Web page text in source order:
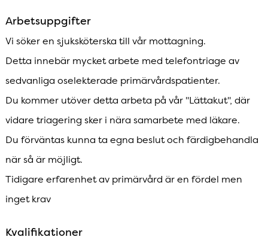
Arbetsuppgifter
Vi söker en sjuksköterska till vår mottagning.
Detta innebär mycket arbete med telefontriage av
sedvanliga oselekterade primärvårdspatienter.
Du kommer utöver detta arbeta på vår "Lättakut", där
vidare triagering sker i nära samarbete med läkare.
Du förväntas kunna ta egna beslut och färdigbehandla
när så är möjligt.
Tidigare erfarenhet av primärvård är en fördel men
inget krav
Kvalifikationer